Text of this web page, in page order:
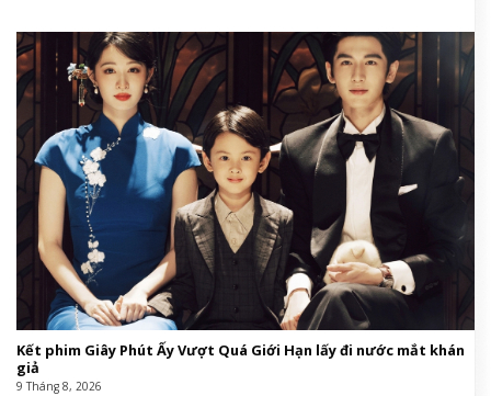
Kết phim Giây Phút Ấy Vượt Quá Giới Hạn lấy đi nước mắt khán
giả
9 Tháng 8, 2026